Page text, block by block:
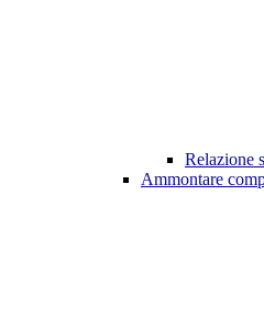
Relazione
Ammontare